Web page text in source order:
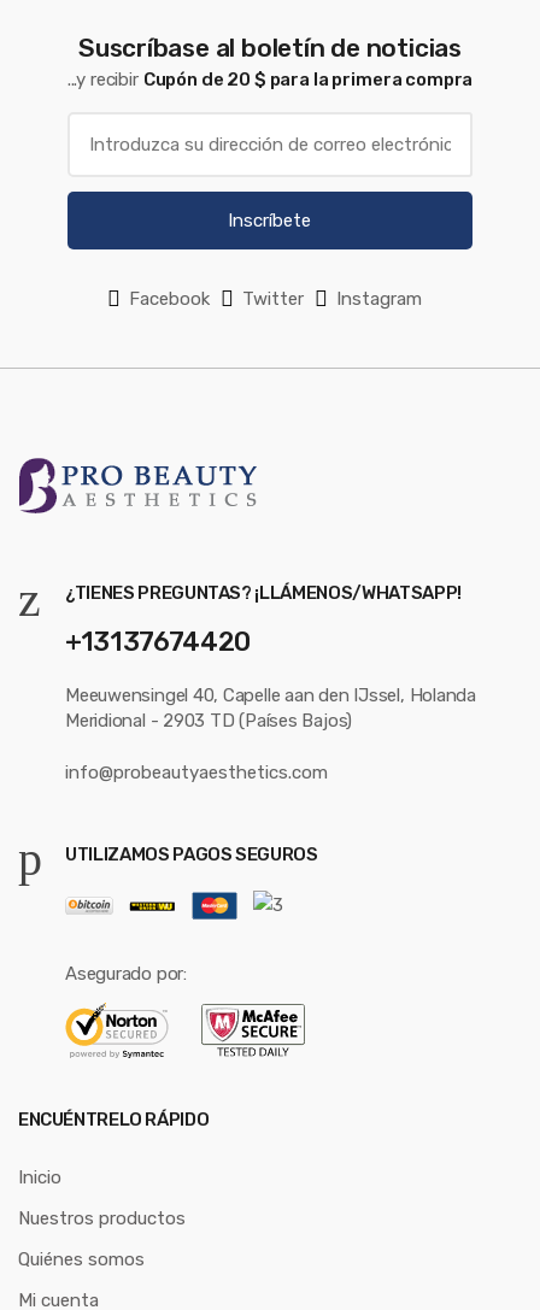
Suscríbase al boletín de noticias
...y recibir Cupón de 20 $ para la primera compra
Inscríbete
Facebook Twitter Instagram
¿TIENES PREGUNTAS? ¡LLÁMENOS/WHATSAPP!
+13137674420
Meeuwensingel 40, Capelle aan den IJssel, Holanda
Meridional - 2903 TD (Países Bajos)
info@probeautyaesthetics.com
UTILIZAMOS PAGOS SEGUROS
Asegurado por:
ENCUÉNTRELO RÁPIDO
Inicio
Nuestros productos
Quiénes somos
Mi cuenta